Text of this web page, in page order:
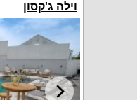
וילה ג'קסון